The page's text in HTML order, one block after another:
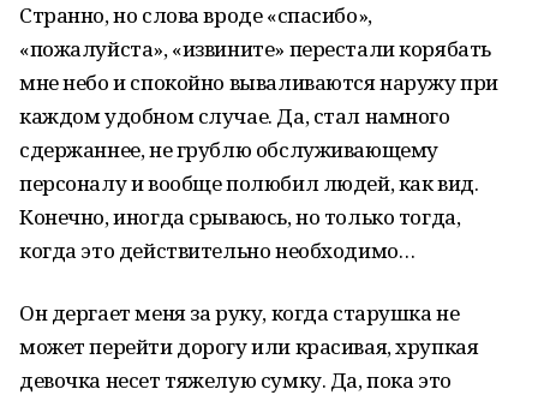
Странно, но слова вроде «спасибо»,
«пожалуйста», «извините» перестали корябать
мне небо и спокойно вываливаются наружу при
каждом удобном случае. Да, стал намного
сдержаннее, не грублю обслуживающему
персоналу и вообще полюбил людей, как вид.
Конечно, иногда срываюсь, но только тогда,
когда это действительно необходимо…
Он дергает меня за руку, когда старушка не
может перейти дорогу или красивая, хрупкая
девочка несет тяжелую сумку. Да, пока это